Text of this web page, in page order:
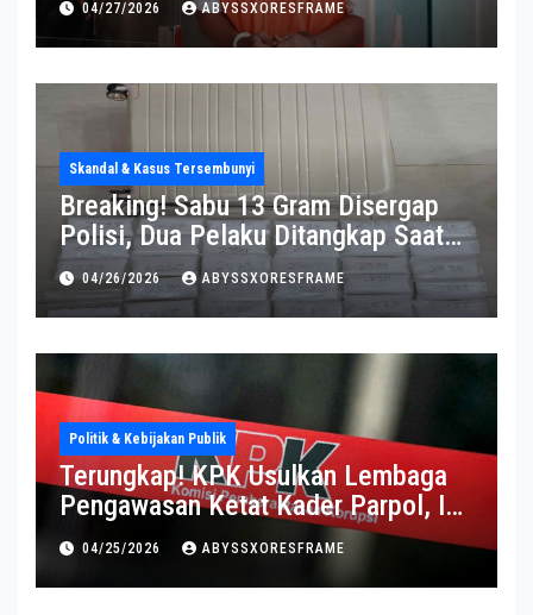
04/27/2026 ABYSSXORESFRAME
Skandal & Kasus Tersembunyi
Breaking! Sabu 13 Gram Disergap
Polisi, Dua Pelaku Ditangkap Saat
Operasi Berlangsung Di Tempat
04/26/2026 ABYSSXORESFRAME
Politik & Kebijakan Publik
Terungkap! KPK Usulkan Lembaga
Pengawasan Ketat Kader Parpol, Ini
Alasannya
04/25/2026 ABYSSXORESFRAME